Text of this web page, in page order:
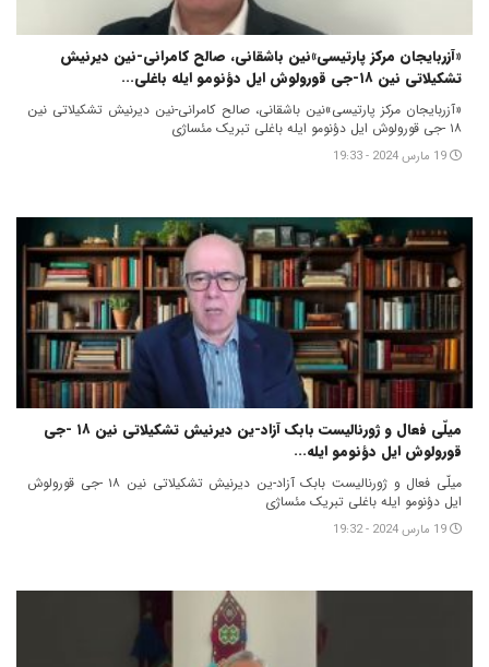
«آزربایجان مرکز پارتیسی‌»نین باشقانی، صالح کامرانی-نین دیرنیش
تشکیلاتی نین ۱۸-جی قورولوش ایل دؤنومو ایله باغلی...
«آزربایجان مرکز پارتیسی‌»نین باشقانی، صالح کامرانی-نین دیرنیش تشکیلاتی نین
۱۸ -جی قورولوش ایل دؤنومو ایله باغلی تبریک مئساژی
19 مارس 2024 - 19:33
میلّی فعال و ژورنالیست بابک آزاد-ین دیرنیش تشکیلاتی نین ۱۸ -جی
قورولوش ایل دؤنومو ایله...
میلّی فعال و ژورنالیست بابک آزاد-ین دیرنیش تشکیلاتی نین ۱۸ -جی قورولوش
ایل دؤنومو ایله باغلی تبریک مئساژی
19 مارس 2024 - 19:32